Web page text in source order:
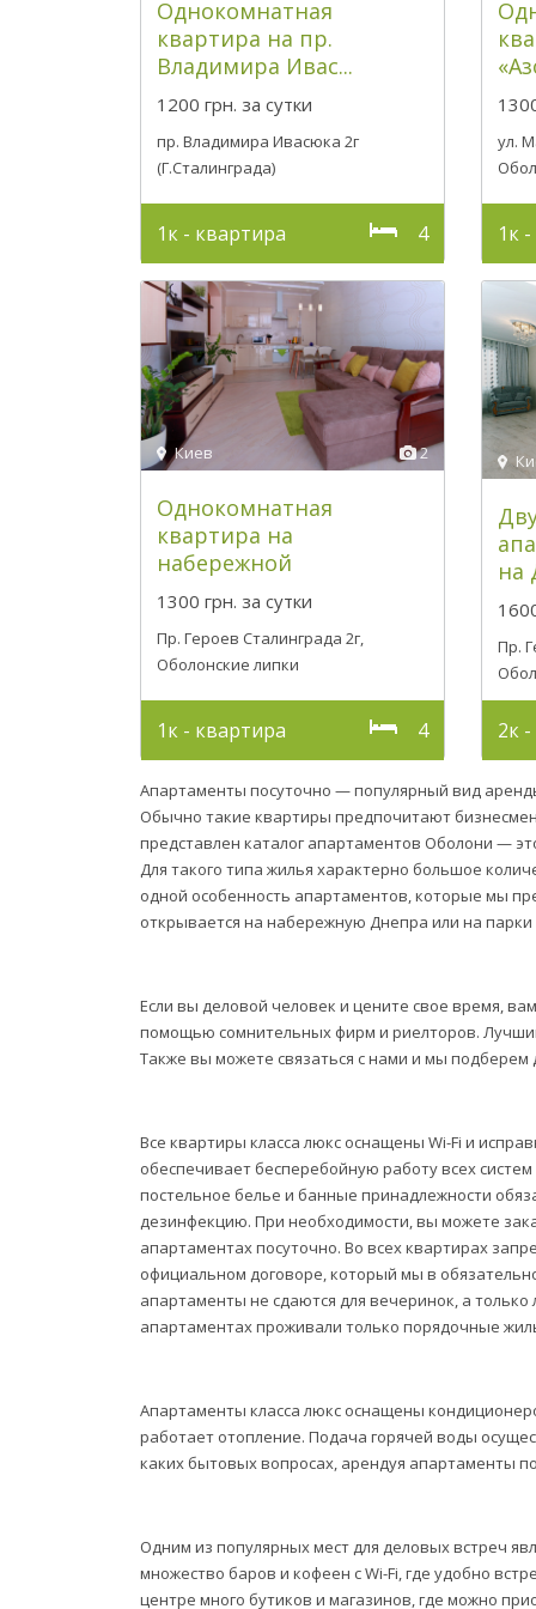
Однокомнатная
квартира на пр.
Владимира Ивас...
1200 грн. за сутки
пр. Владимира Ивасюка 2г
(Г.Сталинграда)
1к - квартира 4
ул.
1к
2
Киев
Однокомнатная
квартира на
набережной
1300 грн. за сутки
Пр. Героев Сталинграда 2г,
Оболонские липки
1к - квартира 4
на
Пр.
2к
Апартаменты посуточно — популярный вид
Обычно такие квартиры предпочитают
представлен каталог апартаментов Оболони —
Для такого типа жилья характерно большое
одной особенность апартаментов, которые мы
открывается на набережную Днепра или на
Если вы деловой человек и цените свое время,
помощью сомнительных фирм и риелторов.
Также вы можете связаться с нами и мы
Все квартиры класса люкс оснащены Wi-Fi и
обеспечивает бесперебойную работу всех
постельное белье и банные принадлежности
дезинфекцию. При необходимости, вы можете
апартаментах посуточно. Во всех квартирах
официальном договоре, который мы в
апартаменты не сдаются для вечеринок, а
апартаментах проживали только порядочные
Апартаменты класса люкс оснащены
работает отопление. Подача горячей воды
каких бытовых вопросах, арендуя апартаменты
Одним из популярных мест для деловых встреч
множество баров и кофеен с Wi-Fi, где удобно
центре много бутиков и магазинов, где можно